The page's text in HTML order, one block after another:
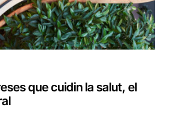
que cuidin la salut, el